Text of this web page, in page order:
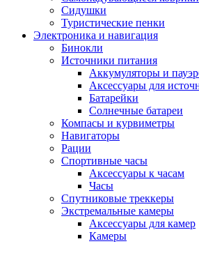
Сидушки
Туристические пенки
Электроника и навигация
Бинокли
Источники питания
Аккумуляторы и
Аксессуары для
Батарейки
Солнечные батареи
Компасы и курвиметры
Навигаторы
Рации
Спортивные часы
Аксессуары к часам
Часы
Спутниковые треккеры
Экстремальные камеры
Аксессуары для камер
Камеры